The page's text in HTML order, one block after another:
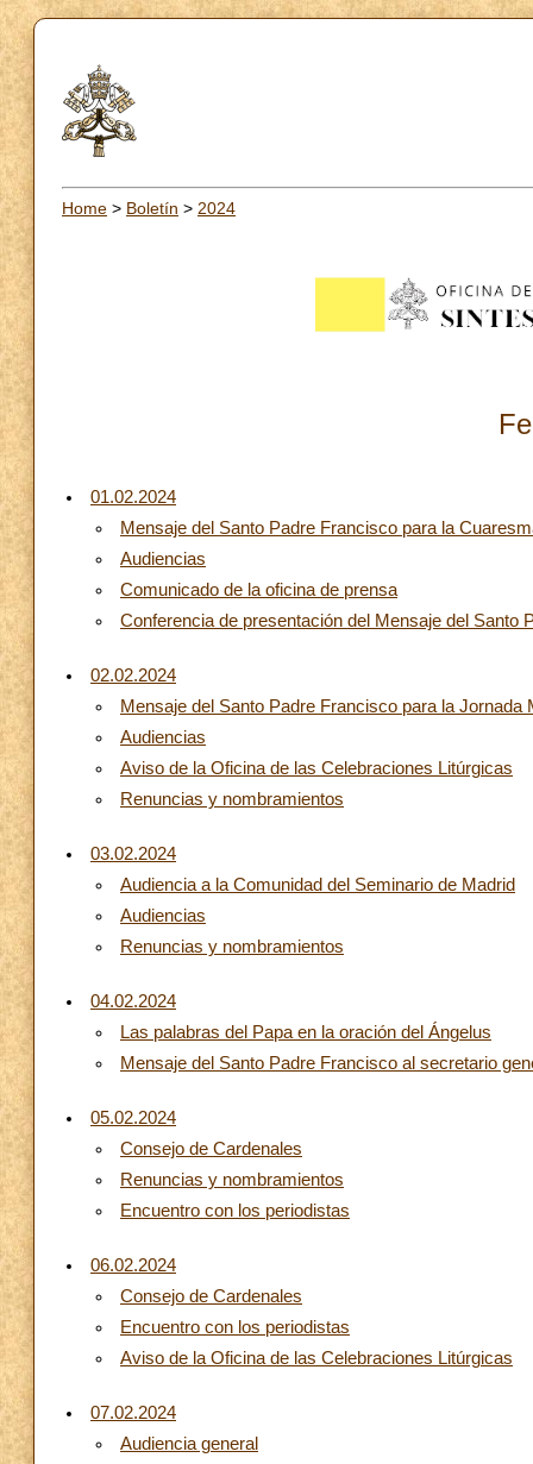
Home > Boletín > 2024
01.02.2024
Mensaje del Santo Padre Francisco para la
Audiencias
Comunicado de la oficina de prensa
Conferencia de presentación del Mensaje del Santo
02.02.2024
Mensaje del Santo Padre Francisco para la Jornada
Audiencias
Aviso de la Oficina de las Celebraciones Litúrgicas
Renuncias y nombramientos
03.02.2024
Audiencia a la Comunidad del Seminario de Madrid
Audiencias
Renuncias y nombramientos
04.02.2024
Las palabras del Papa en la oración del Ángelus
Mensaje del Santo Padre Francisco al secretario
05.02.2024
Consejo de Cardenales
Renuncias y nombramientos
Encuentro con los periodistas
06.02.2024
Consejo de Cardenales
Encuentro con los periodistas
Aviso de la Oficina de las Celebraciones Litúrgicas
07.02.2024
Audiencia general